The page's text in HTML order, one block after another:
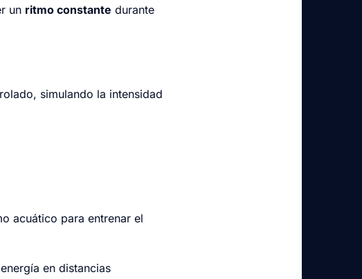
un ritmo constante durante
simulando la intensidad
acuático para entrenar el
en distancias